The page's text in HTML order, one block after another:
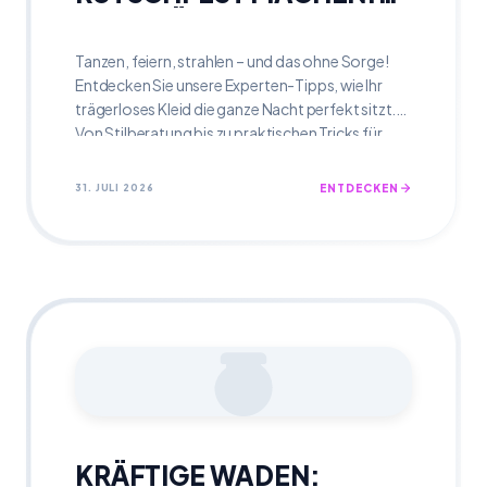
NACHT
Tanzen, feiern, strahlen – und das ohne Sorge!
Entdecken Sie unsere Experten-Tipps, wie Ihr
trägerloses Kleid die ganze Nacht perfekt sitzt.
Von Stilberatung bis zu praktischen Tricks für
wieder lästiges Zurechtrutschen!
31. JULI 2026 ENTDECKEN
KRÄFTIGE WADEN: